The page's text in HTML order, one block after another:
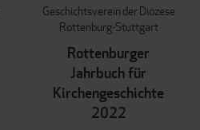
Geschichtsverein der Diözese
Rottenburg-Stuttgart
Rottenburger
Jahrbuch für
Kirchengeschichte
2022